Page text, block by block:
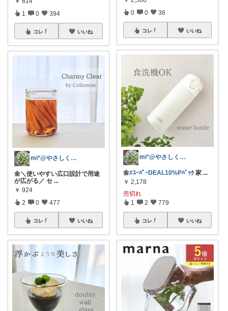
1 0 394
コレ いいね
mi*@やさしく整う暮らし
🌼＼使いやすい広口設計で用途
が広がる／ セ ...
￥ 924
2 0 477
コレ いいね
0 0 36
コレ いいね
mi*@やさしく整う暮らし
🌼#ｽｰﾊﾟｰDEAL10%Pﾊﾞｯｸ 家 ...
￥ 2,178
売切れ
1 2 779
コレ いいね